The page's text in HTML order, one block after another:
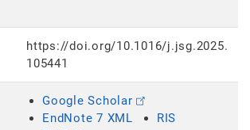
https://doi.org/10.1016/j.jsg.2025.
105441
Google Scholar
EndNote 7 XML
RIS